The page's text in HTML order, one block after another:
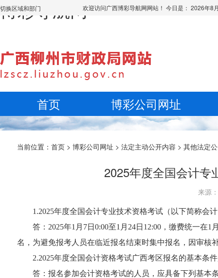
博彩导航网
切换区域和部门 欢迎访问广西博彩导航网网站！ 今日是： 2026年
首页 博彩公司网址
当前位置： 首页 > 博彩公司网址 > 法定主动公开内容 > 其他法定
2025年度全国会计专
来源
1.2025年度全国会计专业技术资格考试（以下简称会
答：2025年1月7日0:00至1月24日12:00，缴费统一在
名，为避免报考人员在临近报名结束时集中报名，因审核
2.2025年度全国会计资格考试广西考区报名的基本条
答：报名参加会计资格考试的人员，应具备下列基本